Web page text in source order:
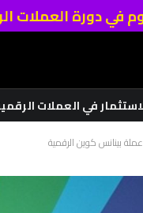
في دورة العملات
في العملات
عملة بينانس كوين الرقمية